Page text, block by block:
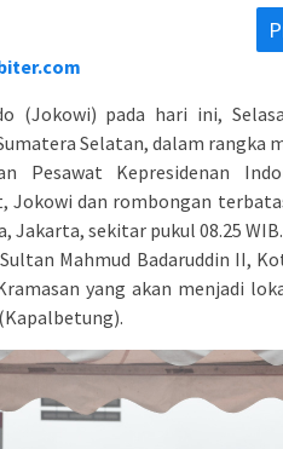
(Jokowi) pada hari ini,
Selatan, dalam rangka
Pesawat Kepresidenan
Jokowi dan rombongan
Jakarta, sekitar pukul 08.25 WIB.
Mahmud Badaruddin II,
yang akan menjadi